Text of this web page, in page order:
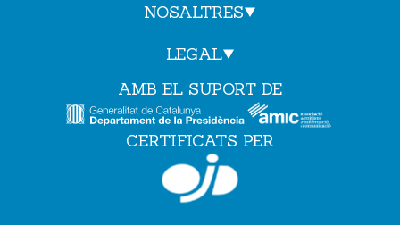
NOSALTRES
LEGAL
AMB EL SUPORT DE
CERTIFICATS PER